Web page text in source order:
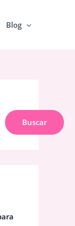
Blog
Buscar